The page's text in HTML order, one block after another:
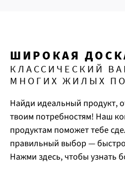
ШИРОКАЯ
КЛАССИЧЕСКИЙ
МНОГИХ ЖИЛЫХ
Найди идеальный продукт,
твоим потребностям! Наш
продуктам поможет тебе
правильный выбор —
Нажми здесь, чтобы узнать